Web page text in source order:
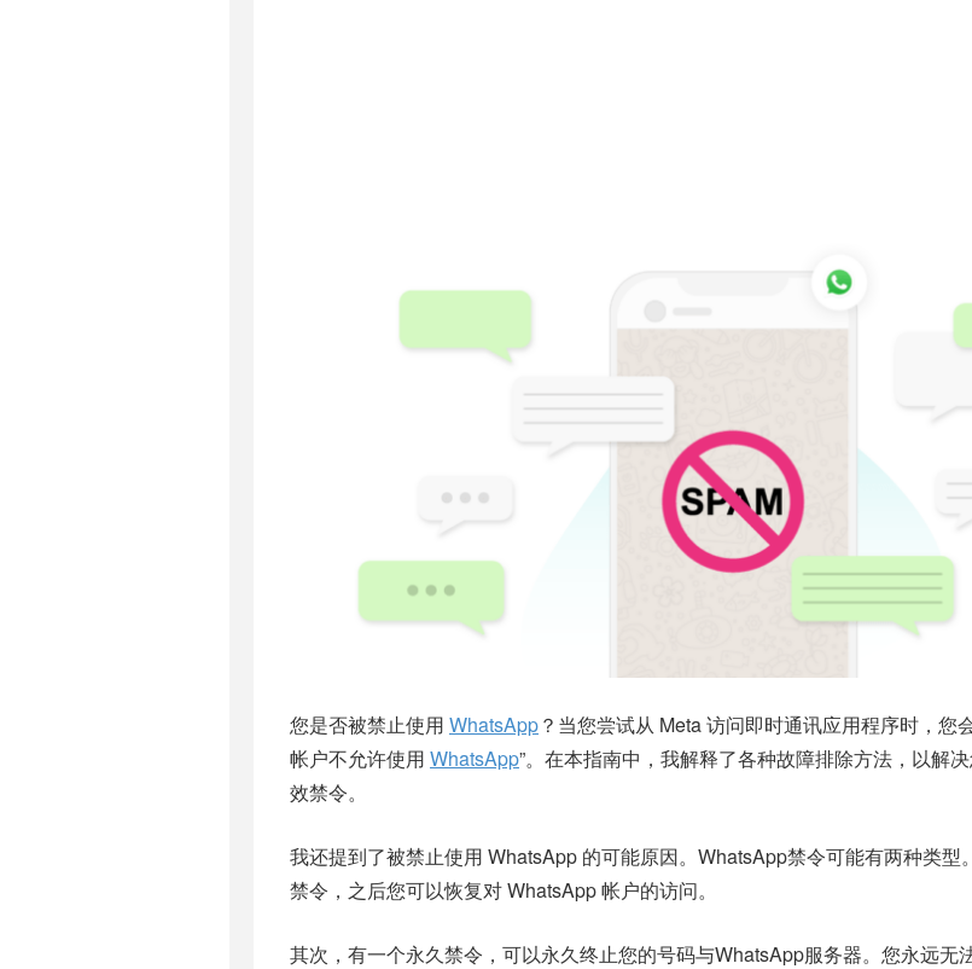
您是否被禁止使用 WhatsApp？当您尝试从 Meta 访问即时通讯应用程序时，您
帐户不允许使用 WhatsApp”。在本指南中，我解释了各种故障排除方法，以解
效禁令。
我还提到了被禁止使用 WhatsApp 的可能原因。WhatsApp禁令可能有两种类型
禁令，之后您可以恢复对 WhatsApp 帐户的访问。
其次，有一个永久禁令，可以永久终止您的号码与WhatsApp服务器。您永远无